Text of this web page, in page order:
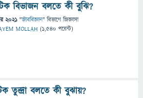
বিভাজন বলতে কী বুঝি?
2021 "জীববিজ্ঞান" বিভাগে জিজ্ঞাসা
MOLLAH (1,540 পয়েন্ট)
তুন্দ্রা বলতে কী বুঝায়?